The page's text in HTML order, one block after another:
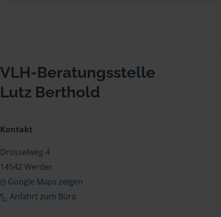
VLH-Beratungsstelle
Lutz Berthold
Kontakt
Drosselweg 4
14542 Werder
Google Maps zeigen
Anfahrt zum Büro